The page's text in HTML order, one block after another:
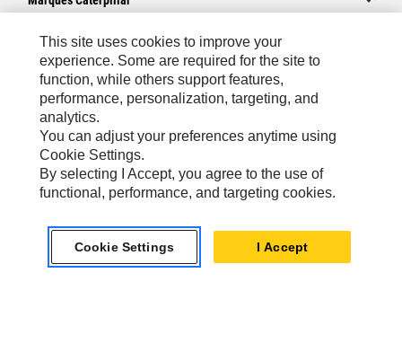
Caterpillar.com
Contacter Caterpillar
Mes Préférences Marketing
Plan Du Site
Cookie Settings
Confidentialité
This site uses cookies to improve your
experience. Some are required for the site to
function, while others support features,
performance, personalization, targeting, and
analytics.
You can adjust your preferences anytime using
Cookie Settings.
By selecting I Accept, you agree to the use of
functional, performance, and targeting cookies.
Cookie Settings I Accept